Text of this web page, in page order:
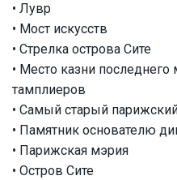
• Лувр
• Мост искусств
• Стрелка острова Сите
• Место казни последнего
тамплиеров
• Самый старый
• Памятник основателю
• Парижская мэрия
• Остров Сите